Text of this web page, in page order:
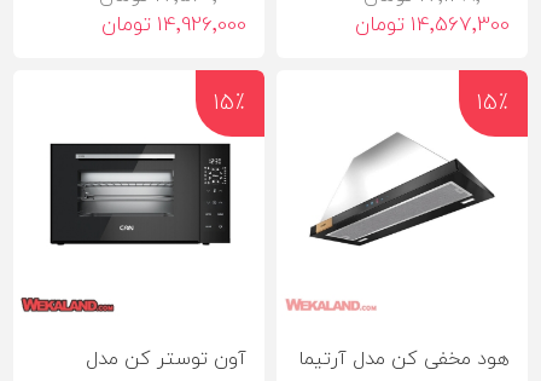
14٬567٬300 تومان
14٬926٬000 تومان
15٪
هود مخفی کن مدل آرتیما
15٪
آون توستر کن مدل